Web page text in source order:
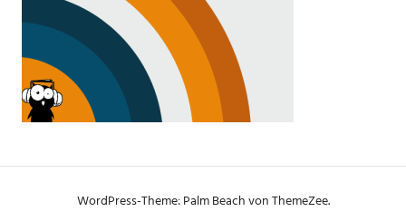
WordPress-Theme: Palm Beach von ThemeZee.